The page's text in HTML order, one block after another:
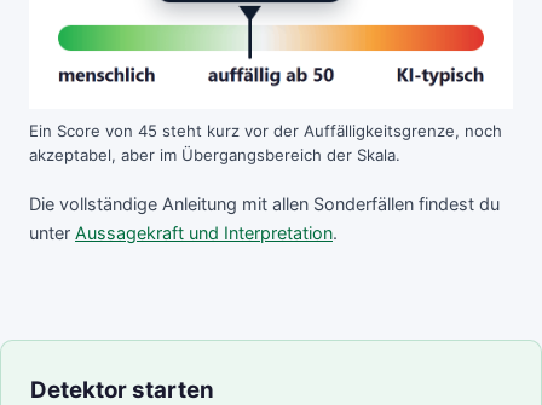
Ein Score von 45 steht kurz vor der Auffälligkeitsgrenze, noch
akzeptabel, aber im Übergangsbereich der Skala.
Die vollständige Anleitung mit allen Sonderfällen findest du
unter Aussagekraft und Interpretation.
Detektor starten